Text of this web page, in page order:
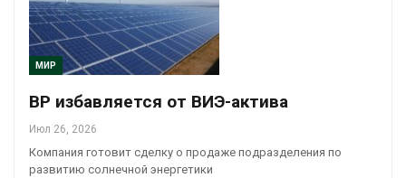
МИР
BP избавляется от ВИЭ-актива
Июл 26, 2026
Компания готовит сделку о продаже подразделения по
развитию солнечной энергетики